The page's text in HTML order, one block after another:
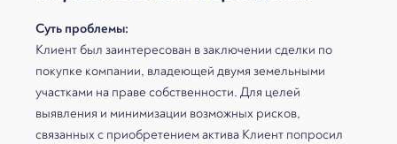
Суть проблемы:
Клиент был заинтересован в заключении сделки по
покупке компании, владеющей двумя земельными
участками на праве собственности. Для целей
выявления и минимизации возможных рисков,
связанных с приобретением актива Клиент попросил